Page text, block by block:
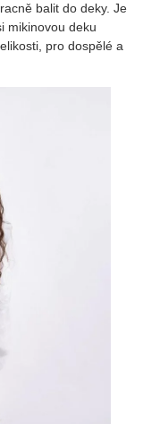
balit do deky. Je
mikinovou deku
pro dospělé a